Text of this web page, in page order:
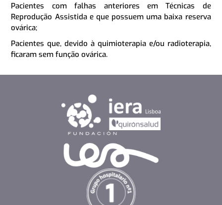
Pacientes com falhas anteriores em Técnicas de
Reprodução Assistida e que possuem uma baixa reserva
ovárica;
Pacientes que, devido à quimioterapia e/ou radioterapia,
ficaram sem função ovárica.